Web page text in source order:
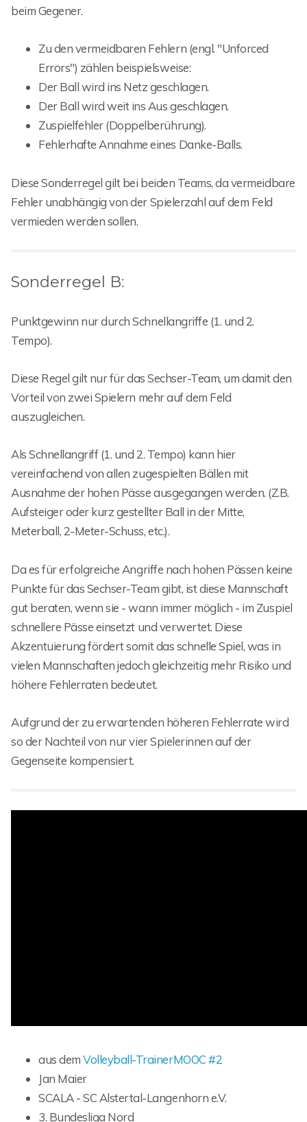
beim Gegener.
Zu den vermeidbaren Fehlern (engl. "Unforced
Errors") zählen beispielsweise:
Der Ball wird ins Netz geschlagen.
Der Ball wird weit ins Aus geschlagen.
Zuspielfehler (Doppelberührung).
Fehlerhafte Annahme eines Danke-Balls.
Diese Sonderregel gilt bei beiden Teams, da vermeidbare
Fehler unabhängig von der Spielerzahl auf dem Feld
vermieden werden sollen.
Sonderregel B:
Punktgewinn nur durch Schnellangriffe (1. und 2.
Tempo).
Diese Regel gilt nur für das Sechser-Team, um damit den
Vorteil von zwei Spielern mehr auf dem Feld
auszugleichen.
Als Schnellangriff (1. und 2. Tempo) kann hier
vereinfachend von allen zugespielten Bällen mit
Ausnahme der hohen Pässe ausgegangen werden. (Z.B.
Aufsteiger oder kurz gestellter Ball in der Mitte,
Meterball, 2-Meter-Schuss, etc.).
Da es für erfolgreiche Angriffe nach hohen Pässen keine
Punkte für das Sechser-Team gibt, ist diese Mannschaft
gut beraten, wenn sie - wann immer möglich - im Zuspiel
schnellere Pässe einsetzt und verwertet. Diese
Akzentuierung fördert somit das schnelle Spiel, was in
vielen Mannschaften jedoch gleichzeitig mehr Risiko und
höhere Fehlerraten bedeutet.
Aufgrund der zu erwartenden höheren Fehlerrate wird
so der Nachteil von nur vier Spielerinnen auf der
Gegenseite kompensiert.
aus demVolleyball-TrainerMOOC #2
Jan Maier
SCALA - SC Alstertal-Langenhorn e.V.
3. Bundesliga Nord